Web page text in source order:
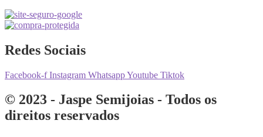
Redes Sociais
Facebook-f Instagram WhatsappYoutube Tiktok
© 2023 - Jaspe Semijoias - Todos os
direitos reservados